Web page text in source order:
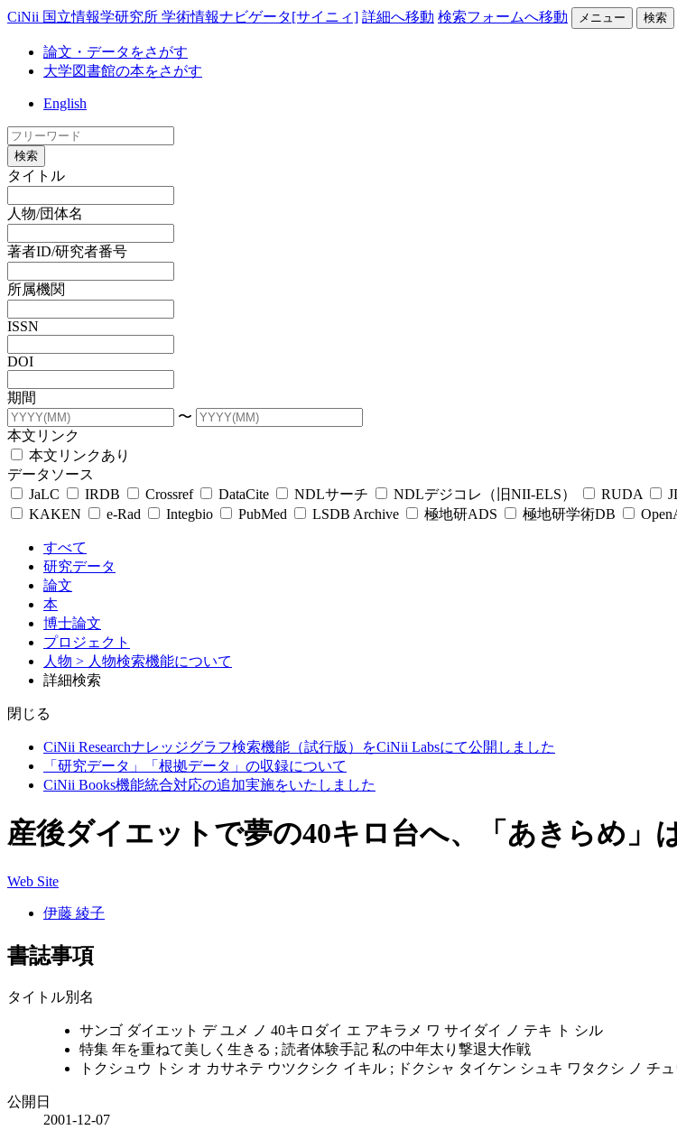
CiNii 国立情報学研究所 学術情報ナビゲータ[サイニィ] 詳細へ移動 検索フォームへ移動 メニュー 検索
論文・データをさがす
大学図書館の本をさがす
English
検索
タイトル
人物/団体名
著者ID/研究者番号
所属機関
ISSN
DOI
期間
〜
本文リンク
本文リンクあり
データソース
JaLC
IRDB Crossref DataCite NDLサーチ NDLデジコレ（旧NII-ELS） RUDA
KAKEN
e-Rad Integbio PubMed LSDB Archive 極地研ADS 極地研学術DB
すべて
研究データ
論文
本
博士論文
プロジェクト
人物 > 人物検索機能について
詳細検索
閉じる
CiNii Researchナレッジグラフ検索機能（試行版）をCiNii Labsにて公開しました
「研究データ」「根拠データ」の収録について
CiNii Books機能統合対応の追加実施をいたしました
産後ダイエットで夢の40キロ台へ、「あきらめ」
Web Site
伊藤 綾子
書誌事項
タイトル別名
サンゴ ダイエット デ ユメ ノ 40キロダイ エ アキラメ ワ サイダイ ノ テキ ト シル
特集 年を重ねて美しく生きる ; 読者体験手記 私の中年太り撃退大作戦
トクシュウ トシ オ カサネテ ウツクシク イキル ; ドクシャ タイケン シュキ ワタクシ ノ チ
公開日
2001-12-07